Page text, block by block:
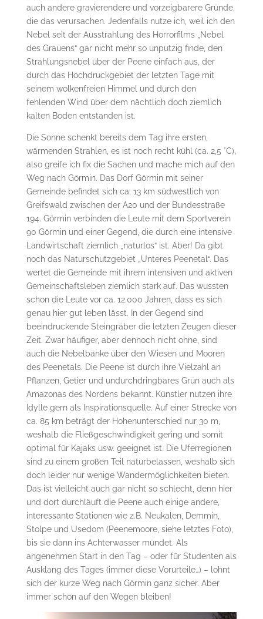
auch andere gravierendere und vorzeigbarere Gründe,
die das verursachen. Jedenfalls nutze ich, weil ich den
Nebel seit der Ausstrahlung des Horrorfilms „Nebel
des Grauens“ gar nicht mehr so unputzig finde, den
Strahlungsnebel über der Peene einfach aus, der
durch das Hochdruckgebiet der letzten Tage mit
seinem wolkenfreien Himmel und durch den
fehlenden Wind über dem nächtlich doch ziemlich
kalten Boden entstanden ist.
Die Sonne schenkt bereits dem Tag ihre ersten,
wärmenden Strahlen, es ist noch recht kühl (ca. 2,5 °C),
also greife ich fix die Sachen und mache mich auf den
Weg nach Görmin. Das Dorf Görmin mit seiner
Gemeinde befindet sich ca. 13 km südwestlich von
Greifswald zwischen der A20 und der Bundesstraße
194. Görmin verbinden die Leute mit dem Sportverein
90 Görmin und einer Gegend, die durch eine intensive
Landwirtschaft ziemlich „naturlos“ ist. Aber! Da gibt
noch das Naturschutzgebiet „Unteres Peenetal“. Das
wertet die Gemeinde mit ihrem intensiven und aktiven
Gemeinschaftsleben ziemlich stark auf. Das wussten
schon die Leute vor ca. 12.000 Jahren, dass es sich
genau hier gut leben lässt. In der Gegend sind
beeindruckende Steingräber die letzten Zeugen dieser
Zeit. Zwar häufiger, aber dennoch nicht ohne, sind
auch die Nebelbänke über den Wiesen und Mooren
des Peenetals. Die Peene ist durch ihre Vielzahl an
Pflanzen, Getier und undurchdringbares Grün auch als
Amazonas des Nordens bekannt. Künstler nutzen ihre
Idylle gern als Inspirationsquelle. Auf einer Strecke von
ca. 85 km beträgt der Hohenunterschied nur 30 m,
weshalb die Fließgeschwindigkeit gering und somit
optimal für Kajaks usw. geeignet ist. Die Uferregionen
sind zu einem großen Teil naturbelassen, weshalb sich
doch leider nur wenige Wandermöglichkeiten bieten.
Das ist vielleicht auch gar nicht so schlecht, denn hier
und dort durchläuft die Peene auch einige andere,
interessante Stationen wie z.B. Neukalen, Demmin,
Stolpe und Usedom (Peenemoore, siehe letztes Foto),
bis sie dann ins Achterwasser mündet. Als
angenehmen Start in den Tag – oder für Studenten als
Ausklang des Tages (immer diese Vorurteile…) – lohnt
sich der kurze Weg nach Görmin ganz sicher. Aber
immer schön auf den Wegen bleiben!